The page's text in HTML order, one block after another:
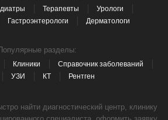
Терапевты
Урологи
Гастроэнтерологи Дерматологи
разделы:
Клиники
Справочник заболеваний
УЗИ КТ Рентген
найти диагностический центр, клинику